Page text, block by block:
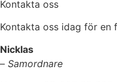
Kontakta oss
Kontakta oss idag för en
Nicklas
– Samordnare